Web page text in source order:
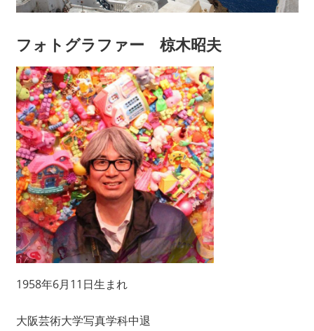
フォトグラファー 椋木昭夫
1958年6月11日生まれ
大阪芸術大学写真学科中退